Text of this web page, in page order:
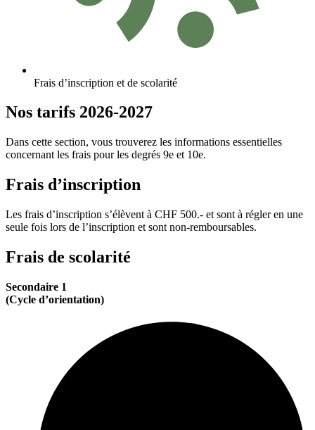
Frais d’inscription et de scolarité
Nos tarifs 2026-2027
Dans cette section, vous trouverez les informations essentielles
concernant les frais pour les degrés 9e et 10e.
Frais d’inscription
Les frais d’inscription s’élèvent à CHF 500.- et sont à régler en une
seule fois lors de l’inscription et sont non-remboursables.
Frais de scolarité
Secondaire 1
(Cycle d’orientation)